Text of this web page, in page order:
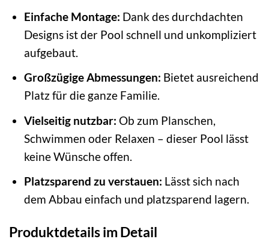
Einfache Montage: Dank des durchdachten
Designs ist der Pool schnell und unkompliziert
aufgebaut.
Großzügige Abmessungen: Bietet ausreichend
Platz für die ganze Familie.
Vielseitig nutzbar: Ob zum Planschen,
Schwimmen oder Relaxen – dieser Pool lässt
keine Wünsche offen.
Platzsparend zu verstauen: Lässt sich nach
dem Abbau einfach und platzsparend lagern.
Produktdetails im Detail